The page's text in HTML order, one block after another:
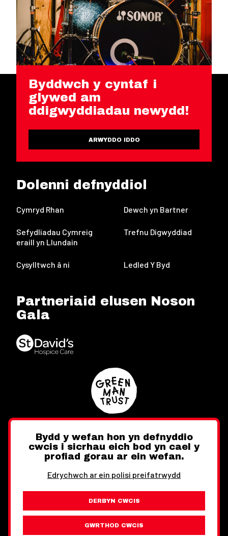
Byddwch y cyntaf i
glywed am
ddigwyddiadau newydd!
ARWYDDO IDDO
Dolenni defnyddiol
Cymryd Rhan Dewch yn Bartner
Sefydliadau Cymreig
eraill yn Llundain
Trefnu Digwyddiad
Cysylltwch â ni Ledled Y Byd
Partneriaid elusen Noson
Gala
Twitter FacebookInstagram
Ewch i'r Wefan Toward
Gwybodaeth Cyfreithiol
Bydd y wefan hon yn defnyddio
cwcis i sicrhau eich bod yn cael y
profiad gorau ar ein wefan.
Edrychwch ar ein polisi preifatrwydd
DERBYN CWCIS
GWRTHOD CWCIS